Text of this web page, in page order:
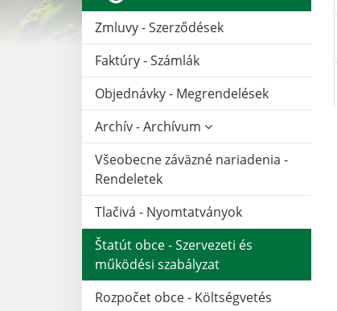
Zmluvy - Szerződések
Faktúry - Számlák
Objednávky - Megrendelések
Archív - Archívum
Všeobecne záväzné nariadenia -
Rendeletek
Tlačivá - Nyomtatványok
Štatút obce - Szervezeti és
működési szabályzat
Rozpočet obce - Költségvetés